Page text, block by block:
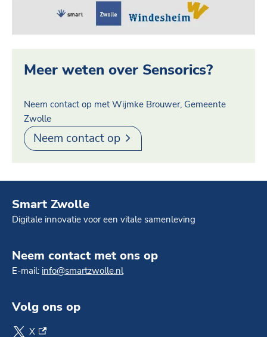
Meer weten over Sensorics?
Neem contact op met Wijmke Brouwer, Gemeente
Zwolle
Neem contact op
Smart Zwolle
Digitale innovatie voor een vitale samenleving
Neem contact met ons op
E-mail: info@smartzwolle.nl
Volg ons op
X